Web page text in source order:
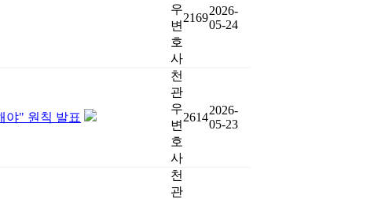
우
변
호
사
2169
2026-
05-24
야" 원칙 발표
천
관
우
변
호
사
2614
2026-
05-23
천
관